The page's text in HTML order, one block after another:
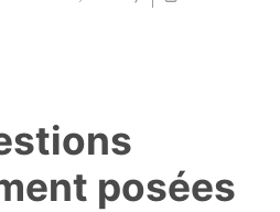
posées